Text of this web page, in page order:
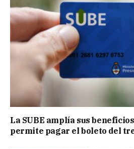
La SUBE amplía sus
permite pagar el boleto del